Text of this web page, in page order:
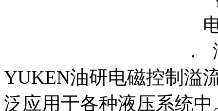
.
YUKEN油研电磁控制溢
泛应用于各种液压系统